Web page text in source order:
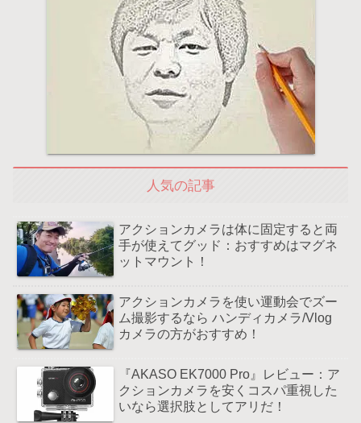
人気の記事
アクションカメラは体に固定すると両
手が使えてグッド：おすすめはマグネ
ットマウント！
アクションカメラを使い運動会でズー
ム撮影するなら ハンディカメラ/Vlog
カメラの方がおすすめ！
『AKASO EK7000 Pro』レビュー：ア
クションカメラを安くコスパ重視した
いなら選択肢としてアリだ！